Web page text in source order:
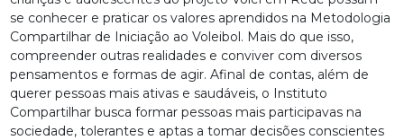
se conhecer e praticar os valores aprendidos na Metodologia
Compartilhar de Iniciação ao Voleibol. Mais do que isso,
compreender outras realidades e conviver com diversos
pensamentos e formas de agir. Afinal de contas, além de
querer pessoas mais ativas e saudáveis, o Instituto
Compartilhar busca formar pessoas mais participavas na
sociedade, tolerantes e aptas a tomar decisões conscientes